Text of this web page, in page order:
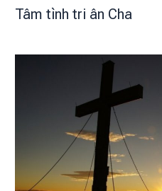
Tâm tình tri ân Cha